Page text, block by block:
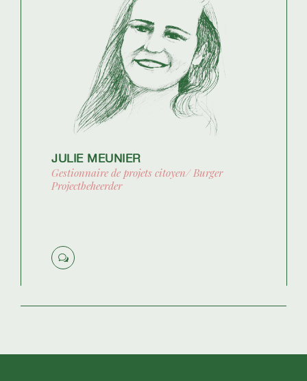
JULIE MEUNIER
Gestionnaire de projets citoyen/ Burger
Projectbeheerder